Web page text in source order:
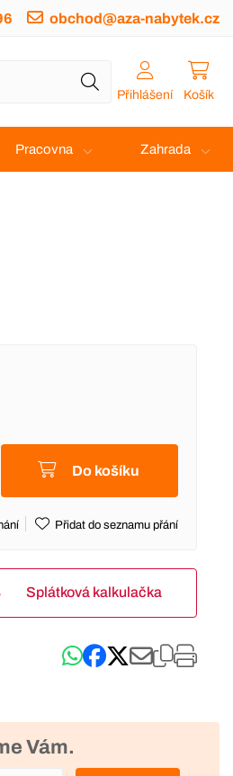
obchod@aza-nabytek.cz
Přihlášení Košík
Pracovna Zahrada
Do košíku
Přidat do seznamu přání
Splátková kalkulačka
Vám.